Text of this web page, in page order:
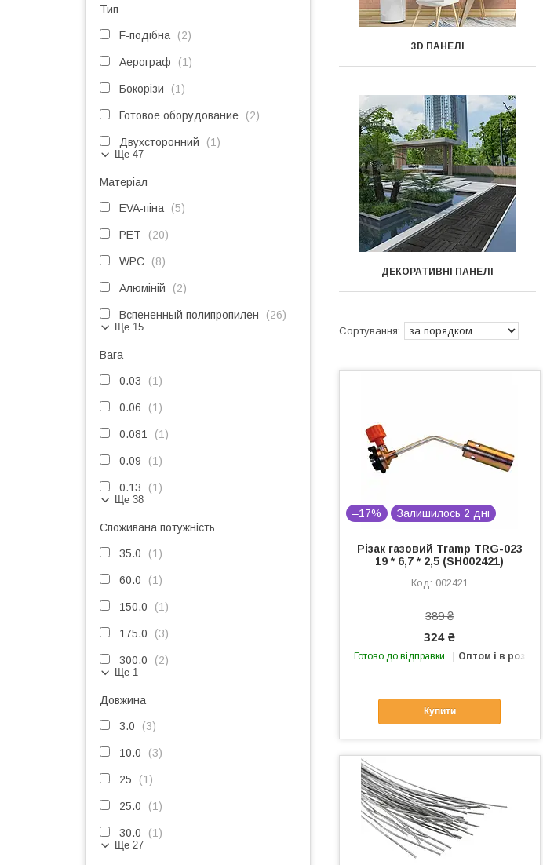
3D ПАНЕЛІ
ДЕКОРАТИВНІ ПАНЕЛІ
–17% Залишилось 2 дні
Різак газовий Tramp TRG-023
19 * 6,7 * 2,5 (SH002421)
002421
389 ₴
324 ₴
Готово до відправки Оптом і в роздріб
Купити
Тип
F-подібна 2
Аерограф 1
Бокорізи 1
Готовое оборудование 2
Двухсторонний 1
Ще 47
Матеріал
EVA-піна 5
PET 20
WPC 8
Алюміній 2
Вспененный полипропилен 26
Ще 15
Вага
0.03 1
0.06 1
0.081 1
0.09 1
0.13 1
Ще 38
Споживана потужність
35.0 1
60.0 1
150.0 1
175.0 3
300.0 2
Ще 1
Довжина
3.0 3
10.0 3
25 1
25.0 1
30.0 1
Ще 27